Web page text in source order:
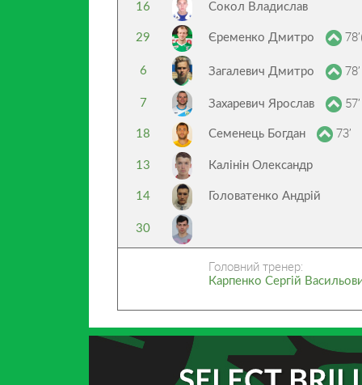
16 Сокол Владислав
29 Єременко Дмитро
6 Загалевич Дмитро 78’
7 Захаревич Ярослав 57’
18 Семенець Богдан 73’
13 Калінін Олександр
14 Головатенко Андрій
30
Головний тренер:
Карпенко Сергій